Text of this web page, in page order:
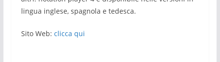
lingua inglese, spagnola e tedesca.
Sito Web: clicca qui